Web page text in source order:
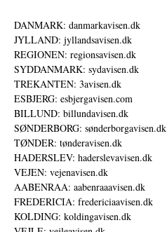
DANMARK: danmarkavisen.dk
JYLLAND: jyllandsavisen.dk
REGIONEN: regionsavisen.dk
SYDDANMARK: sydavisen.dk
TREKANTEN: 3avisen.dk
ESBJERG: esbjergavisen.com
BILLUND: billundavisen.dk
SØNDERBORG: sønderborgavisen.dk
TØNDER: tønderavisen.dk
HADERSLEV: haderslevavisen.dk
VEJEN: vejenavisen.dk
AABENRAA: aabenraaavisen.dk
FREDERICIA: fredericiaavisen.dk
KOLDING: koldingavisen.dk